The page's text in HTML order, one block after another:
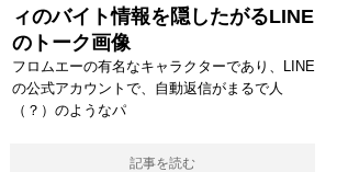
ィのバイト情報を隠したがるLINE
のトーク画像
フロムエーの有名なキャラクターであり、LINE
の公式アカウントで、自動返信がまるで人
（？）のようなパ
記事を読む